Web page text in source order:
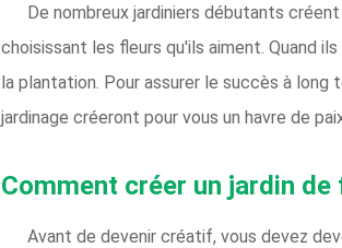
De nombreux jardiniers débutants
choisissant les fleurs qu'ils aiment. Quand
la plantation. Pour assurer le succès à
jardinage créeront pour vous un havre de
Comment créer un jardin
Avant de devenir créatif, vous devez